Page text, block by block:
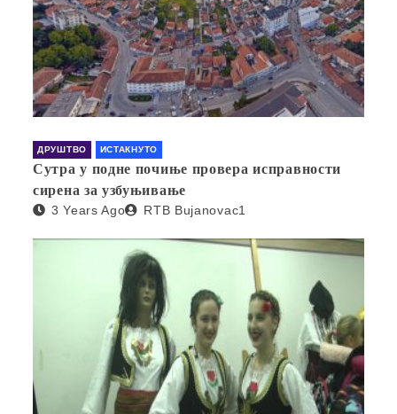
ДРУШТВО ИСТАКНУТО
Сутра у подне почиње провера исправности
сирена за узбуњивање
3 Years Ago RTB Bujanovac1